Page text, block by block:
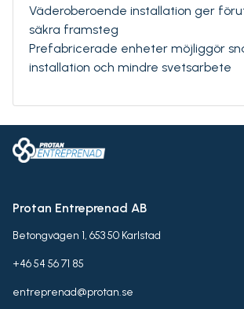
Väderoberoende installation ger
säkra framsteg
Prefabricerade enheter möjliggör
installation och mindre svetsarbete
Protan Entreprenad AB
Betongvägen 1, 653 50 Karlstad
+46 54 56 71 85
entreprenad@protan.se